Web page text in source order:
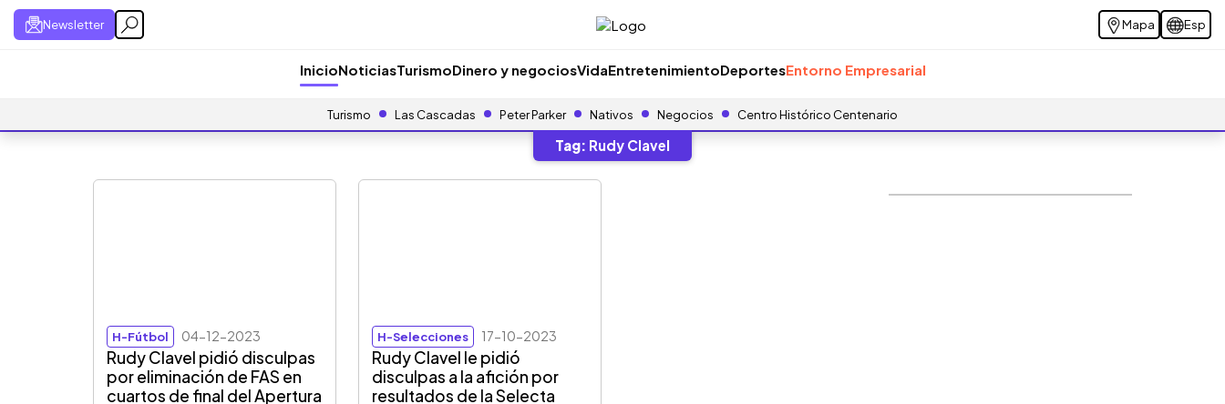
Newsletter Mapa Esp
InicioNoticiasTurismoDinero y negociosVidaEntretenimientoDeportesEntorno Empresarial
Turismo Las Cascadas Peter Parker Nativos Negocios Centro Histórico Centenario
Tag: Rudy Clavel
H-Fútbol 04-12-2023
Rudy Clavel pidió disculpas
por eliminación de FAS en
cuartos de final del Apertura
H-Selecciones 17-10-2023
Rudy Clavel le pidió
disculpas a la afición por
resultados de la Selecta